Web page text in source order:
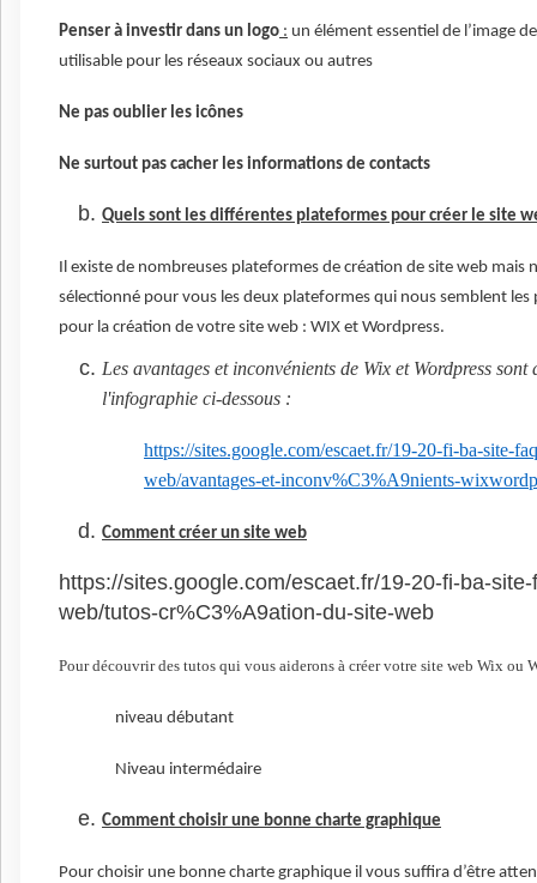
Penser à investir dans un logo : un élément essentiel de l’image
utilisable pour les réseaux sociaux ou autres
Ne pas oublier les icônes
Ne surtout pas cacher les informations de contacts
Quels sont les différentes plateformes pour créer le site
Il existe de nombreuses plateformes de création de site web mais
sélectionné pour vous les deux plateformes qui nous semblent les
pour la création de votre site web : WIX et Wordpress.
Les avantages et inconvénients de Wix et Wordpress sont
l'infographie ci-dessous :
https://sites.google.com/escaet.fr/19-20-fi-ba-site-
web/avantages-et-inconv%C3%A9nients-
Comment créer un site web
https://sites.google.com/escaet.fr/19-20-fi-ba-
web/tutos-cr%C3%A9ation-du-site-web
Pour découvrir des tutos qui vous aiderons à créer votre site web Wix ou
niveau débutant
Niveau intermédaire
Comment choisir une bonne charte graphique
Pour choisir une bonne charte graphique il vous suffira d’être